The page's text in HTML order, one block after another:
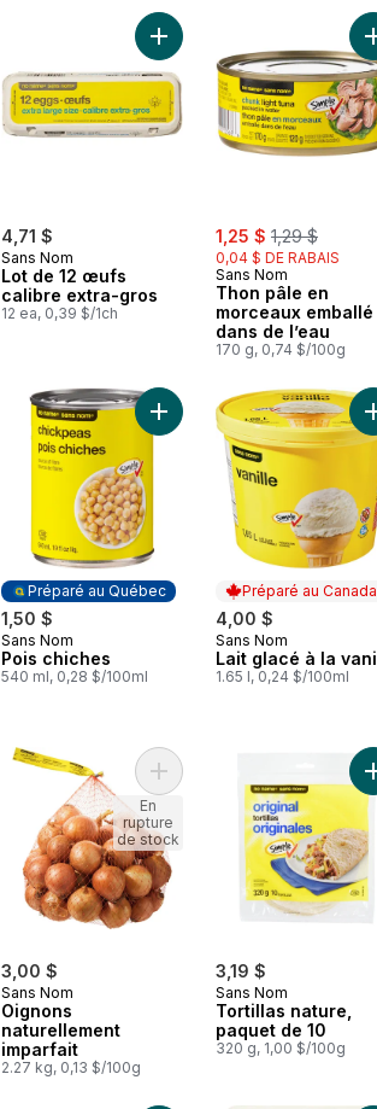
4,71 $
Sans Nom
Lot de 12 œufs
calibre extra-gros
12 ea, 0,39 $/1ch
Ajouter Lot de 12 œufs
sale:
1,25 $ , formerly:
1,29 $
0,04 $ DE RABAIS
Sans Nom
Thon pâle en
morceaux emballé
dans de l’eau
170 g, 0,74 $/100g
Préparé au Québec
1,50 $
Préparé au Québec
Sans Nom
Pois chiches
540 ml, 0,28 $/100ml
Ajouter Pois chiches au
Préparé au Canada
4,00 $
Préparé au
Sans Nom
Lait glacé à la
1.65 l, 0,24 $/100ml
3,00 $
Sans Nom
Oignons
naturellement
imparfait
2.27 kg, 0,13 $/100g
Ajouter Oignons
En
rupture
de stock
3,19 $
Sans Nom
Tortillas nature,
paquet de 10
320 g, 1,00 $/100g